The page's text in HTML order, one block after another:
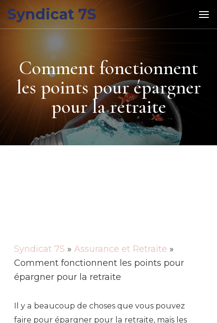
Syndicat 7S
Comment fonctionnent
les points pour épargner
pour la retraite
Syndicat 7S » Assurance et Retraite »
Comment fonctionnent les points pour
épargner pour la retraite
Il y a beaucoup de choses que vous pouvez
faire pour épargner pour la retraite, mais les